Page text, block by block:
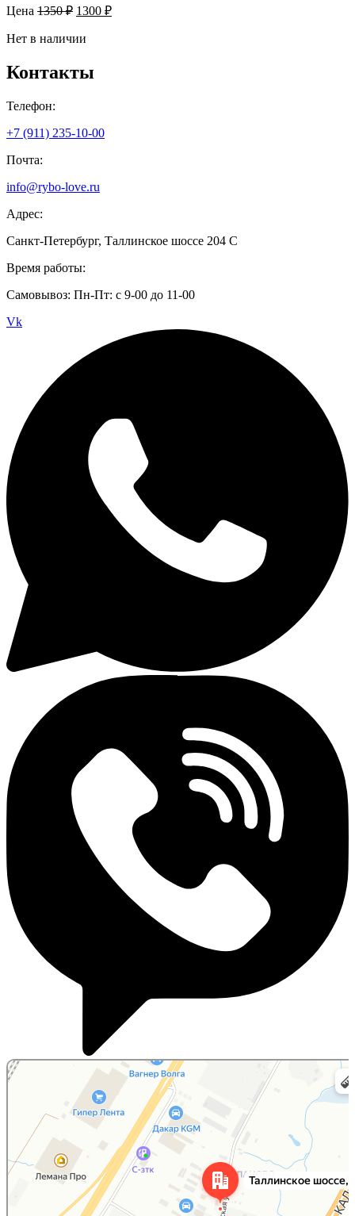
Цена 1350₽ Первоначальная
составляла
1300 ₽Текущая
Нет в наличии
Контакты
Телефон:
+7 (911) 235-10-00
Почта:
info@rybo-love.ru
Адрес:
Санкт-Петербург, Таллинское шоссе 204 С
Время работы:
Самовывоз: Пн-Пт: с 9-00 до 11-00
Vk
Санкт‑Петербург
Таллинское шоссе, 204С — Яндекс Карты